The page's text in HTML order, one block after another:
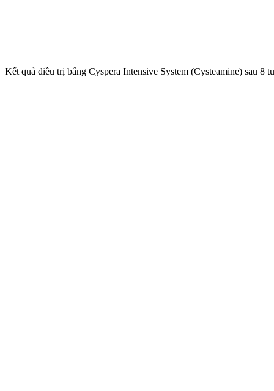
Kết quả điều trị bằng Cyspera Intensive System (Cysteamine) sau 8